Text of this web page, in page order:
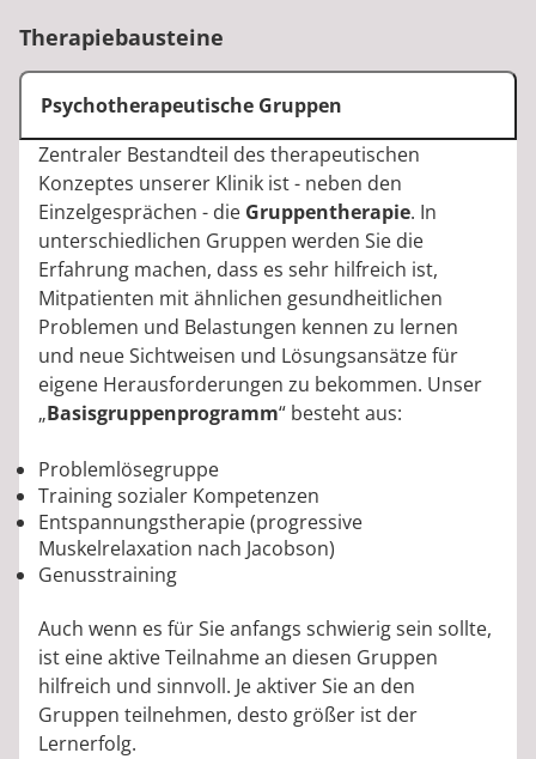
Therapiebausteine
Psychotherapeutische Gruppen
Zentraler Bestandteil des therapeutischen
Konzeptes unserer Klinik ist - neben den
Einzelgesprächen - die Gruppentherapie. In
unterschiedlichen Gruppen werden Sie die
Erfahrung machen, dass es sehr hilfreich ist,
Mitpatienten mit ähnlichen gesundheitlichen
Problemen und Belastungen kennen zu lernen
und neue Sichtweisen und Lösungsansätze für
eigene Herausforderungen zu bekommen. Unser
„Basisgruppenprogramm“ besteht aus:
Problemlösegruppe
Training sozialer Kompetenzen
Entspannungstherapie (progressive
Muskelrelaxation nach Jacobson)
Genusstraining
Auch wenn es für Sie anfangs schwierig sein sollte,
ist eine aktive Teilnahme an diesen Gruppen
hilfreich und sinnvoll. Je aktiver Sie an den
Gruppen teilnehmen, desto größer ist der
Lernerfolg.